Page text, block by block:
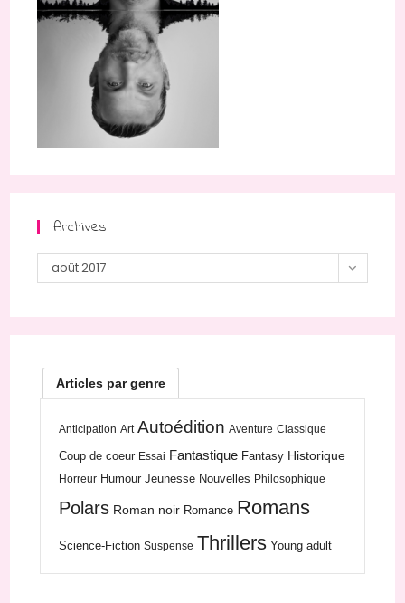
Archives
Archives
août 2017
Articles par genre
Anticipation Art Autoédition Aventure Classique
Coup de coeur Essai Fantastique Fantasy Historique
Horreur Humour Jeunesse Nouvelles Philosophique
Polars Roman noir Romance Romans
Science-Fiction Suspense Thrillers Young adult